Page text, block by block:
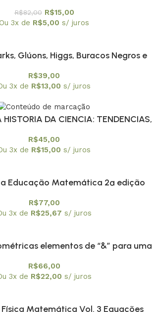
R$82,00 R$15,00
3x de R$5,00 s/ juros
Glúons, Higgs, Buracos Negros e
R$39,00
3x de R$13,00 s/ juros
HISTORIA DA CIENCIA: TENDENCIAS,
R$45,00
3x de R$15,00 s/ juros
a Educação Matemática 2ª edição
R$77,00
3x de R$25,67 s/ juros
elementos de “&” para uma
R$66,00
3x de R$22,00 s/ juros
Matemática Vol. 3 Equações